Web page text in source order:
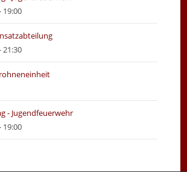
19:00
21:30
- Jugendfeuerwehr
19:00